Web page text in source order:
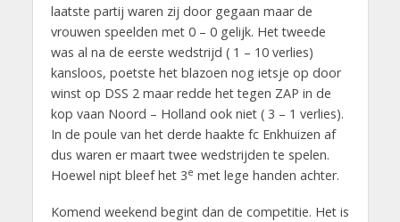
laatste partij waren zij door gegaan maar de
vrouwen speelden met 0 – 0 gelijk. Het tweede
was al na de eerste wedstrijd ( 1 – 10 verlies)
kansloos, poetste het blazoen nog ietsje op door
winst op DSS 2 maar redde het tegen ZAP in de
kop vaan Noord – Holland ook niet ( 3 – 1 verlies).
In de poule van het derde haakte fc Enkhuizen af
dus waren er maart twee wedstrijden te spelen.
Hoewel nipt bleef het 3e met lege handen achter.
Komend weekend begint dan de competitie. Het is